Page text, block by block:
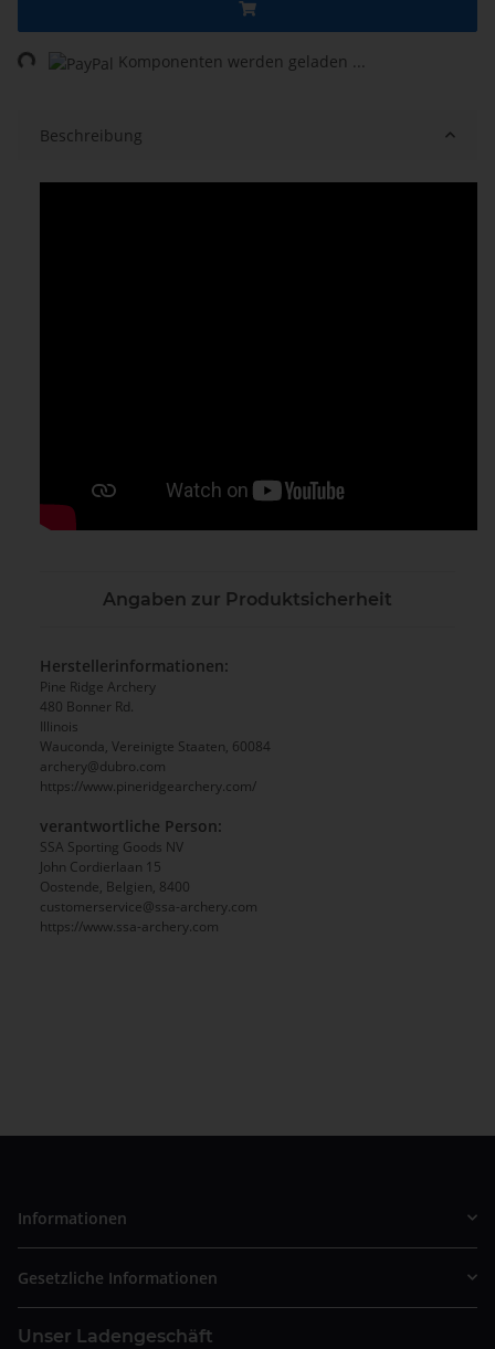
Komponenten werden geladen ...
Beschreibung
Angaben zur Produktsicherheit
Herstellerinformationen:
Pine Ridge Archery
480 Bonner Rd.
Illinois
Wauconda, Vereinigte Staaten, 60084
archery@dubro.com
https://www.pineridgearchery.com/
verantwortliche Person:
SSA Sporting Goods NV
John Cordierlaan 15
Oostende, Belgien, 8400
customerservice@ssa-archery.com
https://www.ssa-archery.com
Informationen
Gesetzliche Informationen
Unser Ladengeschäft